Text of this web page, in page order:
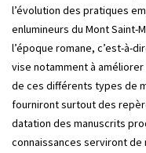
l’évolution des pratiques
enlumineurs du Mont Saint-
l’époque romane, c’est-à-
vise notamment à
de ces différents types de
fourniront surtout des
datation des manuscrits
connaissances serviront